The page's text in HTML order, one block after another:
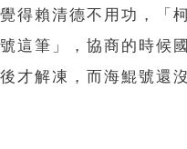
得賴清德不用功，「
這筆」，協商的時候
才解凍，而海鯤號還